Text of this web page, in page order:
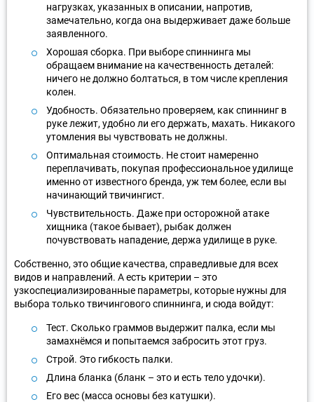
нагрузках, указанных в описании, напротив,
замечательно, когда она выдерживает даже больше
заявленного.
Хорошая сборка. При выборе спиннинга мы
обращаем внимание на качественность деталей:
ничего не должно болтаться, в том числе крепления
колен.
Удобность. Обязательно проверяем, как спиннинг в
руке лежит, удобно ли его держать, махать. Никакого
утомления вы чувствовать не должны.
Оптимальная стоимость. Не стоит намеренно
переплачивать, покупая профессиональное удилище
именно от известного бренда, уж тем более, если вы
начинающий твичингист.
Чувствительность. Даже при осторожной атаке
хищника (такое бывает), рыбак должен
почувствовать нападение, держа удилище в руке.
Собственно, это общие качества, справедливые для всех
видов и направлений. А есть критерии – это
узкоспециализированные параметры, которые нужны для
выбора только твичингового спиннинга, и сюда войдут:
Тест. Сколько граммов выдержит палка, если мы
замахнёмся и попытаемся забросить этот груз.
Строй. Это гибкость палки.
Длина бланка (бланк – это и есть тело удочки).
Его вес (масса основы без катушки).